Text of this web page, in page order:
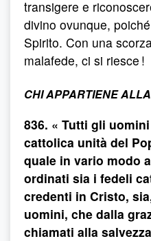
transigere e
divino ovunque,
Spirito. Con una
malafede, ci si riesce !
CHI APPARTIENE
836. « Tutti gli
cattolica unità del
quale in vario modo
ordinati sia i fedeli
credenti in Cristo,
uomini, che dalla
chiamati alla